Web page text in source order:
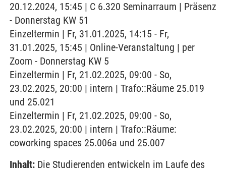
20.12.2024, 15:45 | C 6.320 Seminarraum | Präsenz
- Donnerstag KW 51
Einzeltermin | Fr, 31.01.2025, 14:15 - Fr,
31.01.2025, 15:45 | Online-Veranstaltung | per
Zoom - Donnerstag KW 5
Einzeltermin | Fr, 21.02.2025, 09:00 - So,
23.02.2025, 20:00 | intern | Trafo::Räume 25.019
und 25.021
Einzeltermin | Fr, 21.02.2025, 09:00 - So,
23.02.2025, 20:00 | intern | Trafo::Räume:
coworking spaces 25.006a und 25.007
Inhalt: Die Studierenden entwickeln im Laufe des